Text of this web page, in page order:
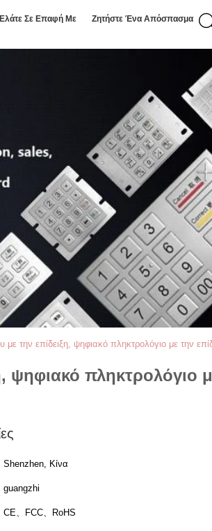
Σε Επαφή Με Ζητήστε Ένα Απόσπασμα
με την επίδειξη, ψηφιακό πληκτρολόγιο με την
ψηφιακό πληκτρολόγιο
Shenzhen, Κίνα
guangzhi
CE、FCC、RoHS